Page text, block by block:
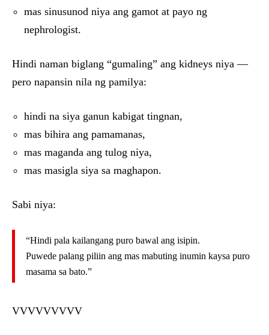
mas sinusunod niya ang gamot at payo ng
nephrologist.
Hindi naman biglang “gumaling” ang kidneys niya —
pero napansin nila ng pamilya:
hindi na siya ganun kabigat tingnan,
mas bihira ang pamamanas,
mas maganda ang tulog niya,
mas masigla siya sa maghapon.
Sabi niya:
“Hindi pala kailangang puro bawal ang isipin.
Puwede palang piliin ang mas mabuting inumin kaysa puro
masama sa bato.”
VVVVVVVVV